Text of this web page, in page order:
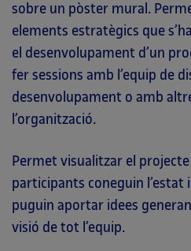
sobre un pòster mural.
elements estratègics que
el desenvolupament d’un
fer sessions amb l’equip de
desenvolupament o amb
l’organització.
Permet visualitzar el
participants coneguin l’estat
puguin aportar idees
visió de tot l’equip.